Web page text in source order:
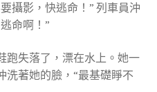
攝影，快逃命！” 列車員沖
命啊！”
跑失落了，漂在水上。她一
洗著她的臉，“最基礎睜不